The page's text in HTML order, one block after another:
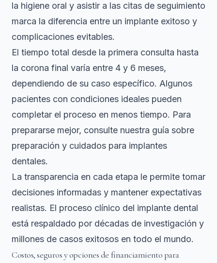
la higiene oral y asistir a las citas de seguimiento
marca la diferencia entre un implante exitoso y
complicaciones evitables.
El tiempo total desde la primera consulta hasta
la corona final varía entre 4 y 6 meses,
dependiendo de su caso específico. Algunos
pacientes con condiciones ideales pueden
completar el proceso en menos tiempo. Para
prepararse mejor, consulte nuestra guía sobre
preparación y cuidados para implantes
dentales.
La transparencia en cada etapa le permite tomar
decisiones informadas y mantener expectativas
realistas. El proceso clínico del implante dental
está respaldado por décadas de investigación y
millones de casos exitosos en todo el mundo.
Costos, seguros y opciones de financiamiento para